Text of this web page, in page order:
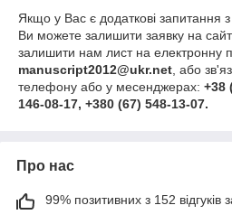
Якщо у Вас є додаткові запитання
Ви можете залишити заявку на
залишити нам лист на електронну
manuscript2012@ukr.net , або
телефону або у месенджерах: +38
146-08-17, +380 (67) 548-13-07.
Про нас
99% позитивних з 152 відгуків